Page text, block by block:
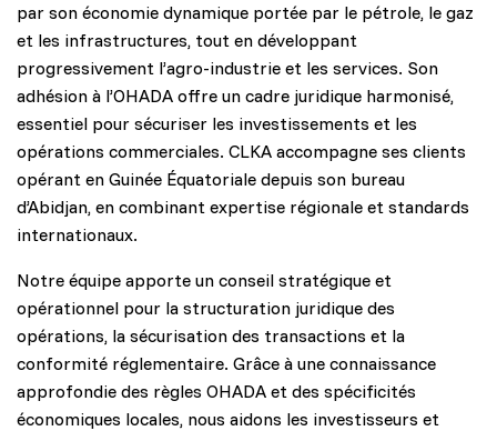
par son économie dynamique portée par le pétrole, le gaz
et les infrastructures, tout en développant
progressivement l’agro-industrie et les services. Son
adhésion à l’OHADA offre un cadre juridique harmonisé,
essentiel pour sécuriser les investissements et les
opérations commerciales. CLKA accompagne ses clients
opérant en Guinée Équatoriale depuis son bureau
d’Abidjan, en combinant expertise régionale et standards
internationaux.
Notre équipe apporte un conseil stratégique et
opérationnel pour la structuration juridique des
opérations, la sécurisation des transactions et la
conformité réglementaire. Grâce à une connaissance
approfondie des règles OHADA et des spécificités
économiques locales, nous aidons les investisseurs et